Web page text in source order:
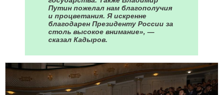
Путин пожелал нам благополучия
и процветания. Я искренне
благодарен Президенту России за
столь высокое внимание», —
сказал Кадыров.